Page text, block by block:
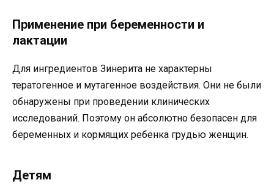
Применение при беременности и
лактации
Для ингредиентов Зинерита не характерны
тератогенное и мутагенное воздействия. Они не были
обнаружены при проведении клинических
исследований. Поэтому он абсолютно безопасен для
беременных и кормящих ребенка грудью женщин.
Детям